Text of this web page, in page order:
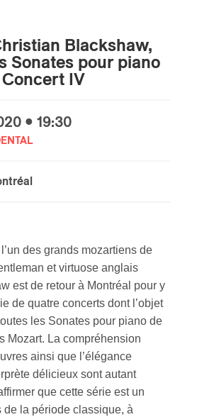
Blackshaw,
Sonates pour piano
IV
• 19:30
des grands mozartiens de
et virtuose anglais
est de retour à Montréal pour y
de quatre concerts dont l’objet
les Sonates pour piano de
Mozart. La compréhension
ainsi que l’élégance
délicieux sont autant
que cette série est un
de la période classique, à